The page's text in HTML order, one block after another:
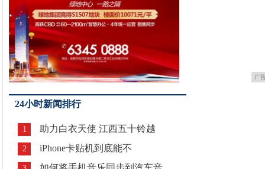
广
24小时新闻排行
1 助力白衣天使 江西五十铃越
2 iPhone卡贴机到底能不